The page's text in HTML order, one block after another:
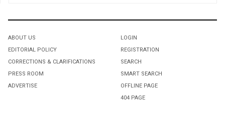
ABOUT US
EDITORIAL POLICY
CORRECTIONS & CLARIFICATIONS
PRESS ROOM
ADVERTISE
LOGIN
REGISTRATION
SEARCH
SMART SEARCH
OFFLINE PAGE
404 PAGE